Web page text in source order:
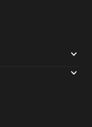
keyboard_arrow_down
keyboard_arrow_down